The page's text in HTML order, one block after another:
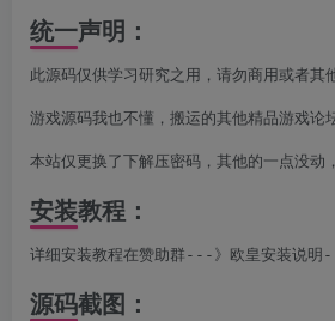
统一声明：
此源码仅供学习研究之用，请勿商用或者其
游戏源码我也不懂，搬运的其他精品游戏
本站仅更换了下解压密码，其他的一点没动
安装教程：
详细安装教程在赞助群---》欧皇安装说明
源码截图：